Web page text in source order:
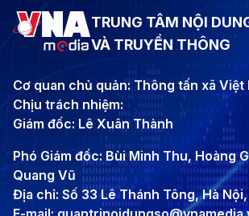
TRUNG TÂM NỘI
VÀ TRUYỀN THÔNG
Cơ quan chủ quản: Thông tấn xã Việt
Chịu trách nhiệm:
Giám đốc: Lê Xuân Thành
Phó Giám đốc: Bùi Minh Thu, Hoàng
Quang Vũ
Địa chỉ: Số 33 Lê Thánh Tông, Hà